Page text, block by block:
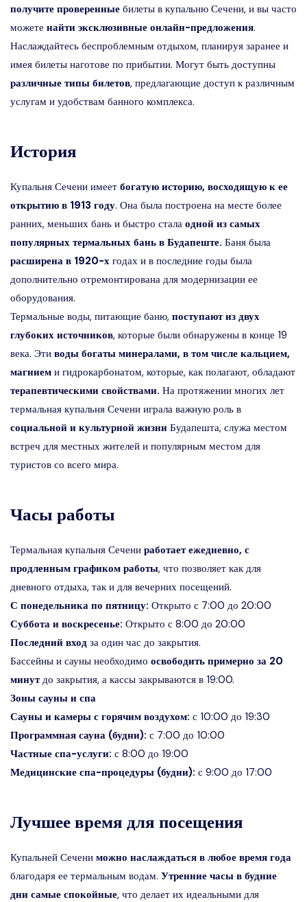
получите проверенные билеты в купальню Сечени, и вы часто
можете найти эксклюзивные онлайн-предложения.
Наслаждайтесь беспроблемным отдыхом, планируя заранее и
имея билеты наготове по прибытии. Могут быть доступны
различные типы билетов, предлагающие доступ к различным
услугам и удобствам банного комплекса.
История
Купальня Сечени имеет богатую историю, восходящую к ее
открытию в 1913 году. Она была построена на месте более
ранних, меньших бань и быстро стала одной из самых
популярных термальных бань в Будапеште. Баня была
расширена в 1920-х годах и в последние годы была
дополнительно отремонтирована для модернизации ее
оборудования.
Термальные воды, питающие баню, поступают из двух
глубоких источников, которые были обнаружены в конце 19
века. Эти воды богаты минералами, в том числе кальцием,
магнием и гидрокарбонатом, которые, как полагают, обладают
терапевтическими свойствами. На протяжении многих лет
термальная купальня Сечени играла важную роль в
социальной и культурной жизни Будапешта, служа местом
встреч для местных жителей и популярным местом для
туристов со всего мира.
Часы работы
Термальная купальня Сечени работает ежедневно, с
продленным графиком работы, что позволяет как для
дневного отдыха, так и для вечерних посещений.
С понедельника по пятницу: Открыто с 7:00 до 20:00
Суббота и воскресенье: Открыто с 8:00 до 20:00
Последний вход за один час до закрытия.
Бассейны и сауны необходимо освободить примерно за 20
минутдо закрытия, а кассы закрываются в 19:00.
Зоны сауны и спа
Сауны и камеры с горячим воздухом: с 10:00 до 19:30
Программная сауна (будни): с 7:00 до 10:00
Частные спа-услуги: с 8:00 до 19:00
Медицинские спа-процедуры (будни): с 9:00 до 17:00
Лучшее время для посещения
Купальней Сечени можно наслаждаться в любое время года
благодаря ее термальным водам. Утренние часы в будние
дни самые спокойные, что делает их идеальными для